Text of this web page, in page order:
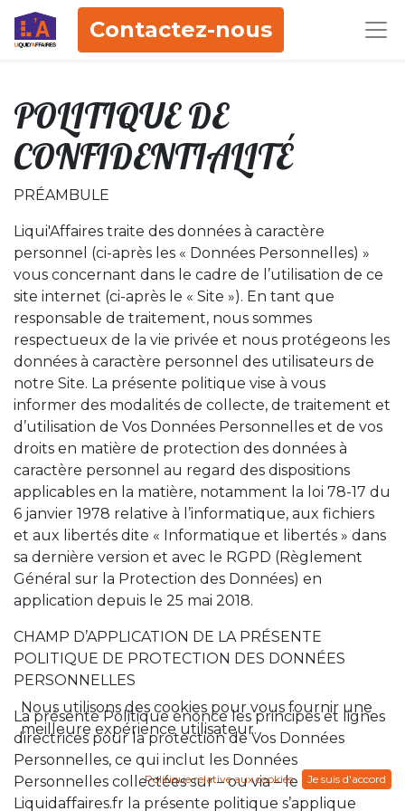
Contactez-nous
POLITIQUE DE
CONFIDENTIALITÉ
PRÉAMBULE
Liqui'Affaires traite des données à caractère
personnel (ci-après les « Données Personnelles) »
vous concernant dans le cadre de l’utilisation de ce
site internet (ci-après le « Site »). En tant que
responsable de traitement, nous sommes
respectueux de la vie privée et nous protégeons les
données à caractère personnel des utilisateurs de
notre Site. La présente politique vise à vous
informer des modalités de collecte, de traitement et
d’utilisation de Vos Données Personnelles et de vos
droits en matière de protection des données à
caractère personnel au regard des dispositions
applicables en la matière, notamment la loi 78-17 du
6 janvier 1978 relative à l’informatique, aux fichiers
et aux libertés dite « Informatique et libertés » dans
sa dernière version et avec le RGPD (Règlement
Général sur la Protection des Données) en
application depuis le 25 mai 2018.
CHAMP D’APPLICATION DE LA PRÉSENTE
POLITIQUE DE PROTECTION DES DONNÉES
PERSONNELLES
La présente Politique énonce les principes et lignes
directrices pour la protection de Vos Données
Personnelles, ce qui inclut les Données
Personnelles collectées sur – ou via – le Site.
Liquidaffaires.fr la présente politique s’applique
Nous utilisons des cookies pour vous fournir une
meilleure expérience utilisateur.
Politique relative aux cookies Je suis d'accord